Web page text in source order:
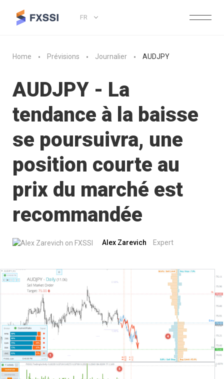
FR
Home Prévisions Journalier AUDJPY
AUDJPY - La
tendance à la baisse
se poursuivra, une
position courte au
prix du marché est
recommandée
Alex Zarevich Expert